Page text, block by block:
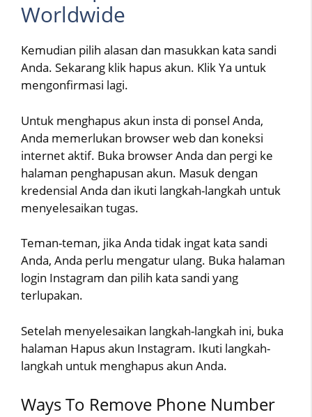
Worldwide
Kemudian pilih alasan dan masukkan kata sandi
Anda. Sekarang klik hapus akun. Klik Ya untuk
mengonfirmasi lagi.
Untuk menghapus akun insta di ponsel Anda,
Anda memerlukan browser web dan koneksi
internet aktif. Buka browser Anda dan pergi ke
halaman penghapusan akun. Masuk dengan
kredensial Anda dan ikuti langkah-langkah untuk
menyelesaikan tugas.
Teman-teman, jika Anda tidak ingat kata sandi
Anda, Anda perlu mengatur ulang. Buka halaman
login Instagram dan pilih kata sandi yang
terlupakan.
Setelah menyelesaikan langkah-langkah ini, buka
halaman Hapus akun Instagram. Ikuti langkah-
langkah untuk menghapus akun Anda.
Ways To Remove Phone Number